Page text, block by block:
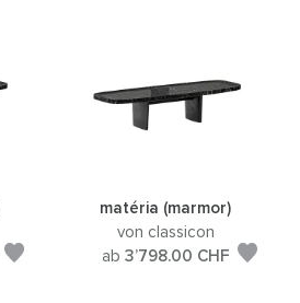
matéria (marmor)
von classicon
ab 3’798.00 CHF